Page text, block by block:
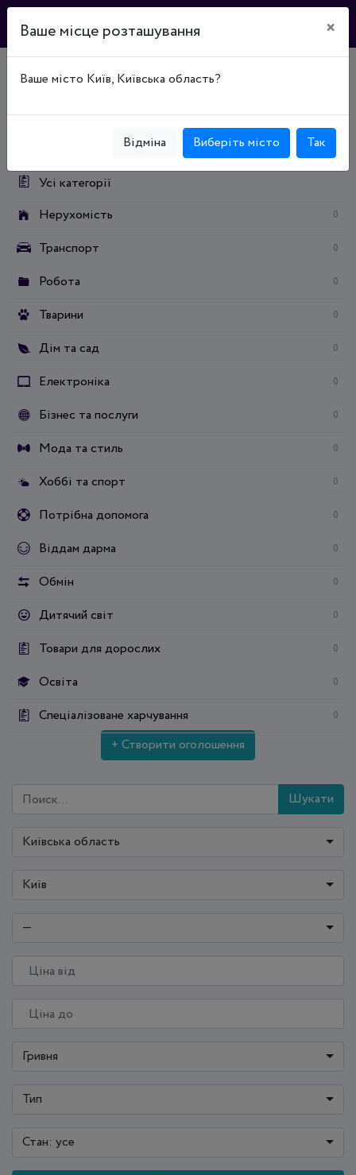
Дошка оголошень
Усі категорії
Нерухомість
0
Транспорт 0
Робота 0
Тварини 0
Дім та сад 0
Електроніка 0
Бізнес та послуги 0
Мода та стиль 0
Хоббі та спорт 0
Потрібна допомога 0
Віддам дарма 0
Обмін 0
Дитячий світ 0
Товари для дорослих 0
Освіта 0
Спеціалізоване харчування 0
+ Створити оголошення
Шукати
Київська область
Київ
—
Гривня
Тип
Стан: усе
Ваше місце розташування ×
Ваше місто Київ, Київська область?
Відміна Виберіть місто Так